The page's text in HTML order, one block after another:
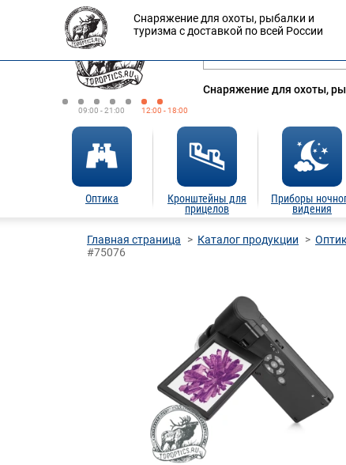
09:00 - 21:00 12:00 - 18:00
Оплата Доставка
Снаряжение для охоты,
Оптика
Кронштейны для
прицелов
Приборы
видения
Снаряжение для охоты, рыбалки и
туризма с доставкой по всей России
Главная страница Каталог продукции
#75076